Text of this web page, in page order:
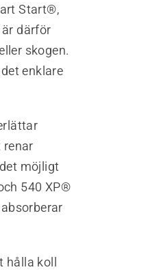
Start®,
därför
skogen.
enklare
renar
möjligt
540 XP®
hålla koll